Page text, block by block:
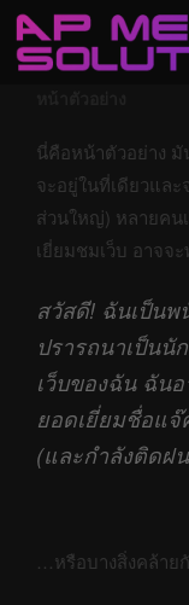
นี่คือหน้าตัวอย่าง มั
จะอยู่ในที่เดียวแล
ส่วนใหญ่) หลายคน
เยี่ยมชมเว็บ อาจจ
สวัสดี! ฉันเป็นพ
ปรารถนาเป็น
เว็บของฉัน ฉัน
ยอดเยี่ยมชื่อแ
(และกำลังติดฝ
…หรือบางสิ่งคล้าย